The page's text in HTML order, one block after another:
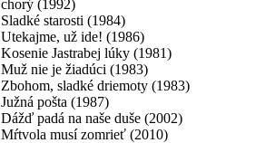
chorý (1992)
Sladké starosti (1984)
Utekajme, už ide! (1986)
Kosenie Jastrabej lúky (1981)
Muž nie je žiadúci (1983)
Zbohom, sladké driemoty (1983)
Južná pošta (1987)
Dážď padá na naše duše (2002)
Mŕtvola musí zomrieť (2010)